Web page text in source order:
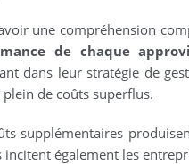
une compréhension
de chaque
dans leur stratégie de
de coûts superflus.
supplémentaires
incitent également les